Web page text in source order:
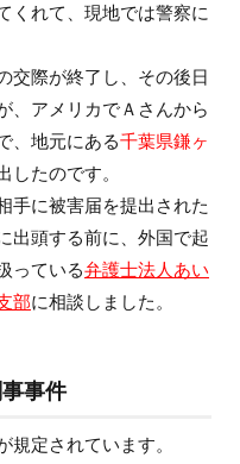
くれて、現地では警察に
交際が終了し、その後日
、アメリカでＡさんから
、地元にある千葉県鎌ヶ
したのです。
手に被害届を提出された
出頭する前に、外国で起
っている弁護士法人あい
部に相談しました。
事件
規定されています。